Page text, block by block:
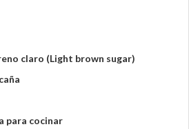
claro (Light brown sugar)
para cocinar